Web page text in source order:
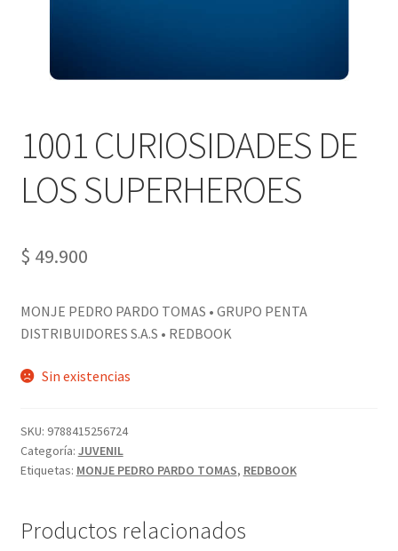
Tienda
1001 CURIOSIDADES DE
LOS SUPERHEROES
$ 49.900
MONJE PEDRO PARDO TOMAS • GRUPO PENTA
DISTRIBUIDORES S.A.S • REDBOOK
Sin existencias
SKU: 9788415256724
Categoría: JUVENIL
Etiquetas: MONJE PEDRO PARDO TOMAS, REDBOOK
Productos relacionados